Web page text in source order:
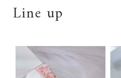
Line up